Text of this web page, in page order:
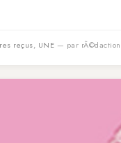
reçus, UNE — par rÃ©daction